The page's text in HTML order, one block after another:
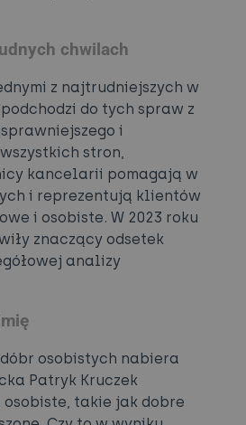
chwilach
z najtrudniejszych w
do tych spraw z
i
stron,
kancelarii pomagają w
i reprezentują klientów
i osobiste. W 2023 roku
znaczący odsetek
analizy
osobistych nabiera
Patryk Kruczek
takie jak dobre